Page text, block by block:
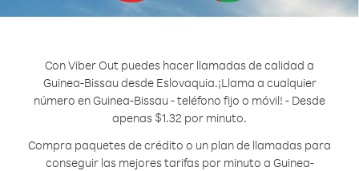
Con Viber Out puedes hacer llamadas de calidad a
Guinea-Bissau desde Eslovaquia.¡Llama a cualquier
número en Guinea-Bissau - teléfono fijo o móvil! - Desde
apenas $1.32 por minuto.
Compra paquetes de crédito o un plan de llamadas para
conseguir las mejores tarifas por minuto a Guinea-